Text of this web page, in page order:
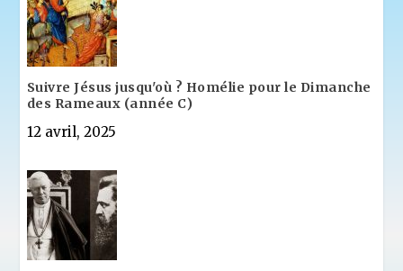
Suivre Jésus jusqu'où ? Homélie pour le Dimanche
des Rameaux (année C)
12 avril, 2025